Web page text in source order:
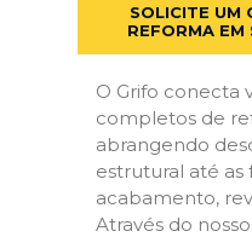
SOLICITE UM
REFORMA EM
O Grifo conecta
completos de
abrangendo
estrutural até as
acabamento,
Através do